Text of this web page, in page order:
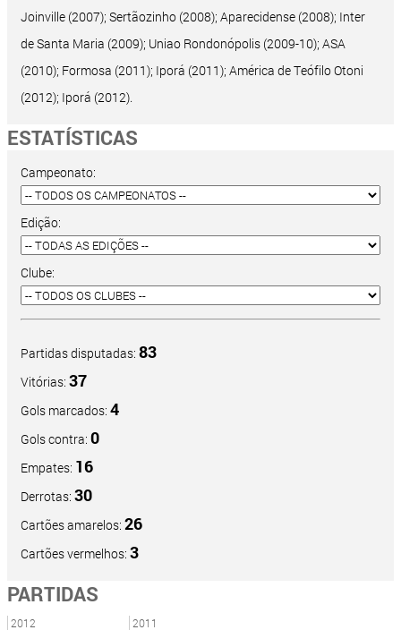
Joinville (2007); Sertãozinho (2008); Aparecidense (2008); Inter
de Santa Maria (2009); Uniao Rondonópolis (2009-10); ASA
(2010); Formosa (2011); Iporá (2011); América de Teófilo Otoni
(2012); Iporá (2012).
ESTATÍSTICAS
Campeonato:
Edição:
Clube:
Partidas disputadas: 83
Vitórias: 37
Gols marcados: 4
Gols contra: 0
Empates: 16
Derrotas: 30
Cartões amarelos: 26
Cartões vermelhos: 3
PARTIDAS
2012 2011